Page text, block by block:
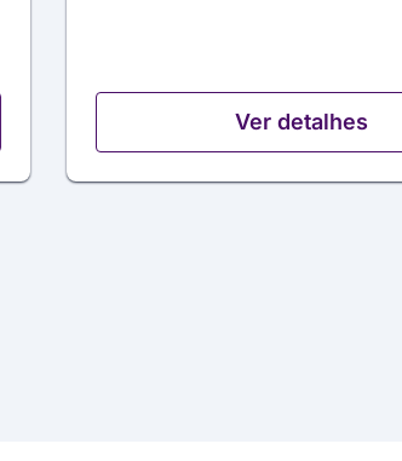
Ver detalhes